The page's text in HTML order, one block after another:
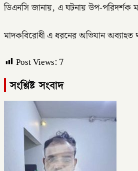
ডিএনসি জানায়, এ ঘটনায় উপ-পরিদর্শক
মাদকবিরোধী এ ধরনের অভিযান অব্যাহত
Post Views: 7
সংশ্লিষ্ট সংবাদ